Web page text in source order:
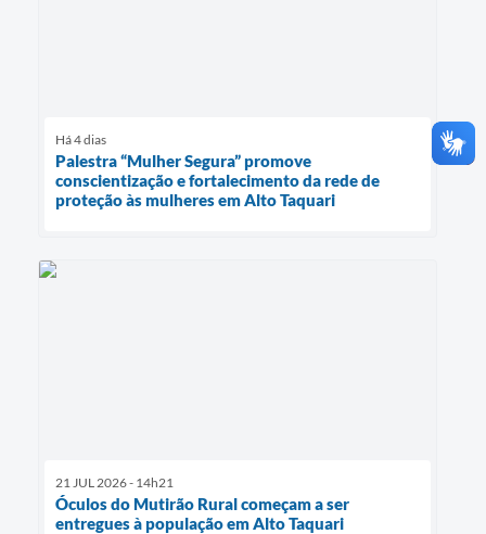
Há 4 dias
Palestra “Mulher Segura” promove
conscientização e fortalecimento da rede de
proteção às mulheres em Alto Taquari
21 JUL 2026 - 14h21
Óculos do Mutirão Rural começam a ser
entregues à população em Alto Taquari